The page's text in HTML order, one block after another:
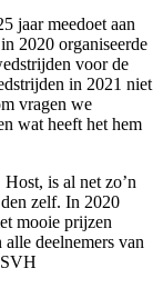
jaar meedoet aan
2020 organiseerde
voor de
in 2021 niet
vragen we
wat heeft het hem
is al net zo’n
zelf. In 2020
mooie prijzen
deelnemers van